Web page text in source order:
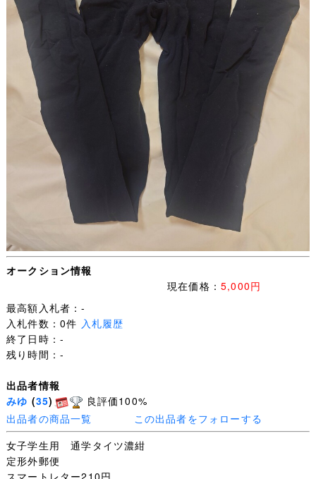
オークション情報
現在価格： 5,000円
最高額入札者：-
入札件数：0件 入札履歴
終了日時：-
残り時間：-
出品者情報
みゆ (35)
良評価100%
出品者の商品一覧
この出品者をフォローする
女子学生用 通学タイツ濃紺
定形外郵便